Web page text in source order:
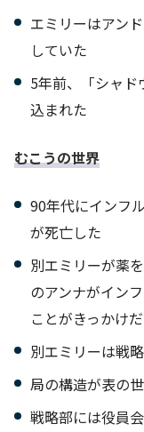
エミリーはアン
していた
5年前、「シャド
込まれた
むこうの世界
90年代にインフ
が死亡した
別エミリーが薬
のアンナがイン
ことがきっかけ
別エミリーは戦
局の構造が表の
戦略部には役員